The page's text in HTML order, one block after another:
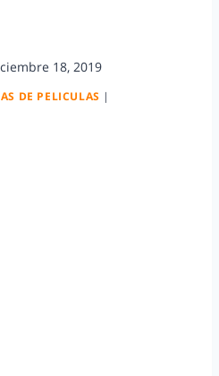
18, 2019
DE PELICULAS |